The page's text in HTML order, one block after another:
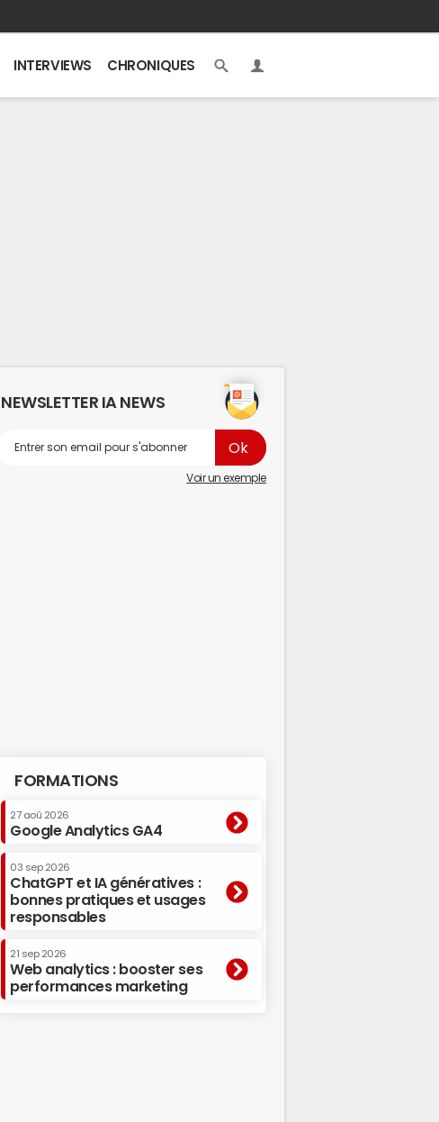
INTERVIEWS CHRONIQUES
NEWSLETTER IA NEWS
Voir un exemple
FORMATIONS
27 aoû 2026
Google Analytics GA4
03 sep 2026
ChatGPT et IA génératives :
bonnes pratiques et usages
responsables
21 sep 2026
Web analytics : booster ses
performances marketing